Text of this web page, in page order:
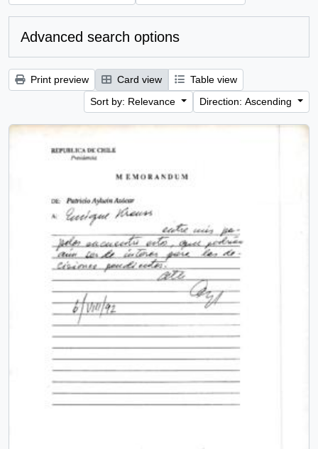
Advanced search options
Print preview Card view
Table view
Sort by: Relevance
Direction: Ascending